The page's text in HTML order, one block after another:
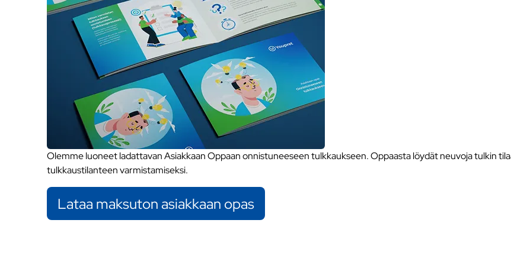
Olemme luoneet ladattavan Asiakkaan Oppaan onnistuneeseen tulkkaukseen. Oppaasta löydät neuvoja tulkin
tulkkaustilanteen varmistamiseksi.
Lataa maksuton asiakkaan opas